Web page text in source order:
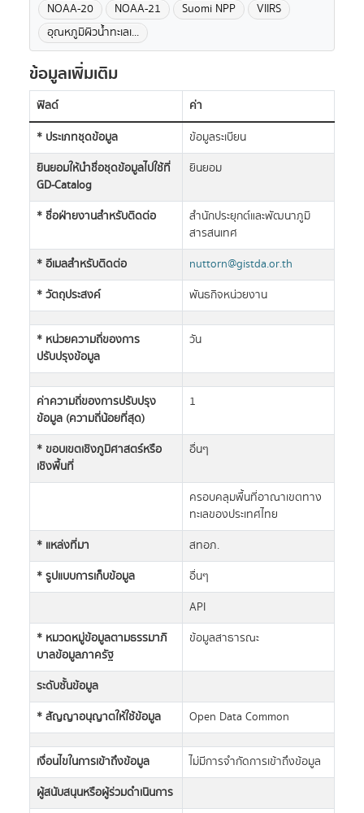
NOAA-20 NOAA-21 Suomi NPP
VIIRS
อุณหภูมิผิวน้ำทะเลเ...
ข้อมูลเพิ่มเติม
ฟิลด์
ค่า
* ประเภทชุดข้อมูล
ข้อมูลระเบียน
ยินยอมให้นำชื่อชุดข้อมูลไปใช้ที่
GD-Catalog
ยินยอม
* ชื่อฝ่ายงานสำหรับติดต่อ
สำนักประยุกต์และพัฒนาภูมิ
สารสนเทศ
* อีเมลสำหรับติดต่อ
nuttorn@gistda.or.th
* วัตถุประสงค์
พันธกิจหน่วยงาน
* หน่วยความถี่ของการ
ปรับปรุงข้อมูล
วัน
ค่าความถี่ของการปรับปรุง
ข้อมูล (ความถี่น้อยที่สุด)
1
* ขอบเขตเชิงภูมิศาสตร์หรือ
เชิงพื้นที่
อื่นๆ
ครอบคลุมพื้นที่อาณาเขตทาง
ทะเลของประเทศไทย
* แหล่งที่มา
สทอภ.
* รูปแบบการเก็บข้อมูล
อื่นๆ
API
* หมวดหมู่ข้อมูลตามธรรมาภิ
บาลข้อมูลภาครัฐ
ข้อมูลสาธารณะ
ระดับชั้นข้อมูล
* สัญญาอนุญาตให้ใช้ข้อมูล
Open Data Common
เงื่อนไขในการเข้าถึงข้อมูล
ไม่มีการจำกัดการเข้าถึงข้อมูล
ผู้สนับสนุนหรือผู้ร่วมดำเนินการ